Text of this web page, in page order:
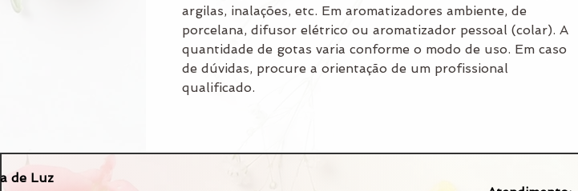
argilas, inalações, etc. Em aromatizadores ambiente, de
porcelana, difusor elétrico ou aromatizador pessoal (colar). A
quantidade de gotas varia conforme o modo de uso. Em caso
de dúvidas, procure a orientação de um profissional
qualificado.
de Luz